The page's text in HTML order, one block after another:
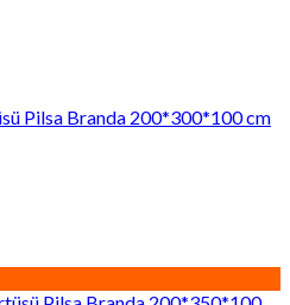
Pilsa Branda 200*300*100 cm